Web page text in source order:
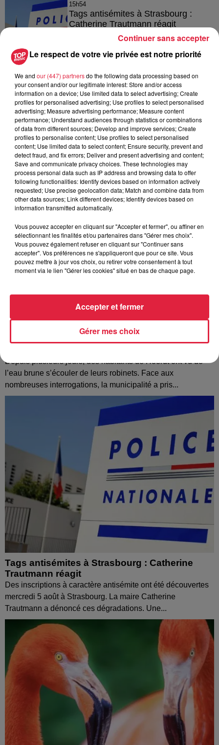
15h54
Tags antisémites à Strasbourg :
Catherine Trautmann réagit
Au zoo de Mulhouse : rencontre
avec les flamants rouges
À découvrir également
Depuis plusieurs jours, des habitants de Hoerdt ont vu de
l’eau brune s’écouler de leurs robinets. Face aux
nombreuses interrogations, la municipalité a pris...
Tags antisémites à Strasbourg : Catherine
Trautmann réagit
Des inscriptions à caractère antisémite ont été découvertes
mercredi 5 août à Strasbourg. La maire Catherine
Trautmann a dénoncé ces dégradations. Une...
Le respect de votre vie privée est notre priorité
We and our (447) partnersdo the following data processing based on
your consent and/or our legitimate interest: Store and/or access
information on a device; Use limited data to select advertising; Create
profiles for personalised advertising; Use profiles to select personalised
advertising; Measure advertising performance; Measure content
performance; Understand audiences through statistics or combinations
of data from different sources; Develop and improve services; Create
profiles to personalise content; Use profiles to select personalised
content; Use limited data to select content; Ensure security, prevent and
detect fraud, and fix errors; Deliver and present advertising and content;
Save and communicate privacy choices. These technologies may
process personal data such as IP address and browsing data to offer
following functionalities: Identify devices based on information actively
requested; Use precise geolocation data; Match and combine data from
other data sources; Link different devices; Identify devices based on
information transmitted automatically.
Vous pouvez accepter en cliquant sur "Accepter et fermer", ou affiner en
sélectionnant les finalités et/ou partenaires dans "Gérer mes choix".
Vous pouvez également refuser en cliquant sur "Continuer sans
accepter". Vos préférences ne s'appliqueront que pour ce site. Vous
pouvez mettre à jour vos choix, ou retirer votre consentement à tout
moment via le lien "Gérer les cookies" situé en bas de chaque page.
Gérer mes choix
Accepter et fermer
Continuer sans accepter